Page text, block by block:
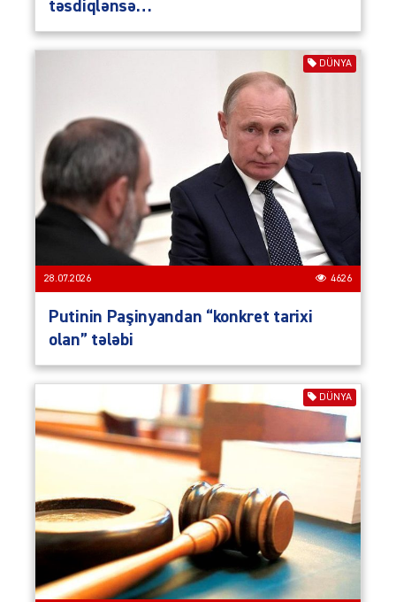
təsdiqlənsə…
DÜNYA
28.07.2026 4626
Putinin Paşinyandan “konkret tarixi
olan” tələbi
DÜNYA